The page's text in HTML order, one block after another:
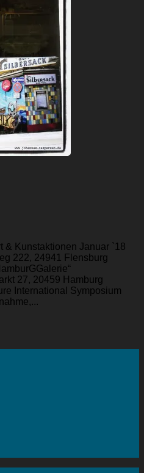
& Kunstaktionen Januar `18
222, 24941 Flensburg
27, 20459 Hamburg
International Symposium